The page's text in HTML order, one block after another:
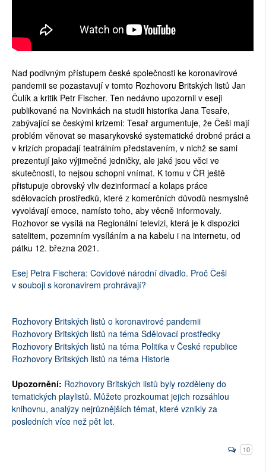
Nad podivným přístupem české společnosti ke koronavirové
pandemii se pozastavují v tomto Rozhovoru Britských listů Jan
Čulík a kritik Petr Fischer. Ten nedávno upozornil v eseji
publikované na Novinkách na studii historika Jana Tesaře,
zabývající se českými krizemi: Tesař argumentuje, že Češi mají
problém věnovat se masarykovské systematické drobné práci a
v krizích propadají teatrálním představením, v nichž se sami
prezentují jako výjimečné jedničky, ale jaké jsou věci ve
skutečnosti, to nejsou schopni vnímat. K tomu v ČR ještě
přistupuje obrovský vliv dezinformací a kolaps práce
sdělovacích prostředků, které z komerčních důvodů nesmyslně
vyvolávají emoce, namísto toho, aby věcně informovaly.
Rozhovor se vysílá na Regionální televizi, která je k dispozici
satelitem, pozemním vysíláním a na kabelu i na internetu, od
pátku 12. března 2021.
Esej Petra Fischera: Covidové národní divadlo. Proč Češi
v souboji s koronavirem prohrávají?
Rozhovory Britských listů o koronavirové pandemii
Rozhovory Britských listů na téma Sdělovací prostředky
Rozhovory Britských listů na téma Politika v České republice
Rozhovory Britských listů na téma Historie
Upozornění: Rozhovory Britských listů byly rozděleny do
tematických playlistů. Můžete prozkoumat jejich rozsáhlou
knihovnu, analýzy nejrůznějších témat, které vznikly za
posledních více než pět let.
10